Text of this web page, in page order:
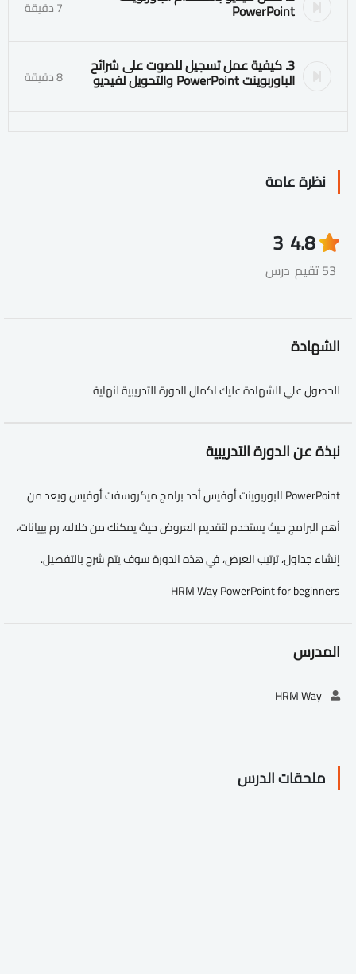
PowerPoint 7 دقيقة
3. كيفية عمل تسجيل للصوت على شرائح
الباوربوينت PowerPoint والتحويل لفيديو 8 دقيقة
نظرة عامة
4.8
53 تقيم
3
درس
الشهادة
للحصول علي الشهادة عليك اكمال الدورة التدريبية لنهاية
نبذة عن الدورة التدريبية
PowerPoint البوربوينت أوفيس أحد برامج ميكروسفت أوفيس ويعد من
أهم البرامج حيث يستخدم لتقديم العروض حيث يمكنك من خلاله، رم بييانات،
إنشاء جداول، ترتيب العرض، في هذه الدورة سوف يتم شرح بالتفصيل.
HRM Way PowerPoint for beginners
المدرس
ملحقات الدرس